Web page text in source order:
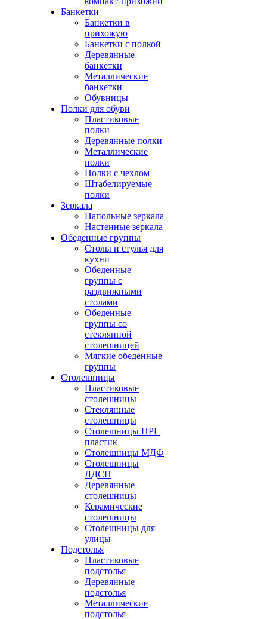
Банкетки
Банкетки в
прихожую
Банкетки с полкой
Деревянные
банкетки
Металлические
банкетки
Обувницы
Полки для обуви
Пластиковые
полки
Деревянные полки
Металлические
полки
Полки с чехлом
Штабелируемые
полки
Зеркала
Напольные зеркала
Настенные зеркала
Обеденные группы
Столы и стулья для
кухни
Обеденные
группы с
раздвижными
столами
Обеденные
группы со
стеклянной
столешницей
Мягкие обеденные
группы
Столешницы
Пластиковые
столешницы
Стеклянные
столешницы
Столешницы HPL
пластик
Столешницы МДФ
Столешницы
ЛДСП
Деревянные
столешницы
Керамические
столешницы
Столешницы для
улицы
Подстолья
Пластиковые
подстолья
Деревянные
подстолья
Металлические
подстолья